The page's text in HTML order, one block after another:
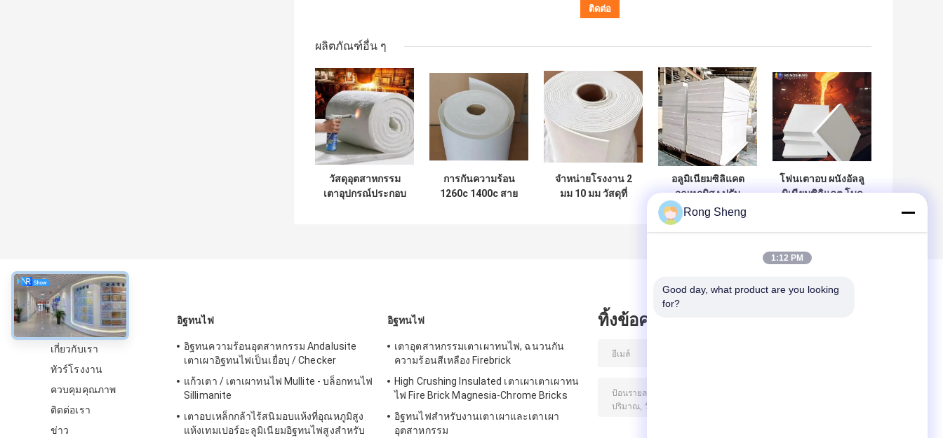
ผลิตภัณฑ์อื่น ๆ
วัสดุอุตสาหกรรม
เตาอุปกรณ์ประกอบ
การกันความร้อน
1260c 1400c สาย
จําหน่ายโรงงาน 2
มม 10 มม วัสดุที่
อลูมิเนียมซิลิแคต
อุณหภูมิสูง ปรับ
ความร้อน ผ้าห่มใย
เซรามิก 20mm
โฟนเตาอบ ผนังอัลลู
มิเนียมซิลิแคต โบด
ความร้อนใยเซรา
มิกไม่เป็นอินทรีย์
เกี่ยวกับ
เกี่ยวกับเรา
ทัวร์โรงงาน
ควบคุมคุณภาพ
ติดต่อเรา
ข่าว
อิฐทนไฟ
อิฐทนความร้อนอุตสาหกรรม Andalusite
เตาเผาอิฐทนไฟเป็นเยื่อบุ / Checker
แก้วเตา / เตาเผาทนไฟ Mullite - บล็อกทนไฟ
Sillimanite
เตาอบเหล็กกล้าไร้สนิมอบแห้งที่อุณหภูมิสูง
แห้งเทมเปอร์อะลูมิเนียมอิฐทนไฟสูงสำหรับ
อิฐทนไฟ
เตาอุตสาหกรรมเตาเผาทนไฟ, ฉนวนกัน
ความร้อนสีเหลือง Firebrick
High Crushing Insulated เตาเผาเตาเผาทน
ไฟ Fire Brick Magnesia-Chrome Bricks
อิฐทนไฟสำหรับงานเตาเผาและเตาเผา
อุตสาหกรรม
ทิ้งข้อความไว้
Rong Sheng
1:12 PM
Good day, what product are you looking
for?